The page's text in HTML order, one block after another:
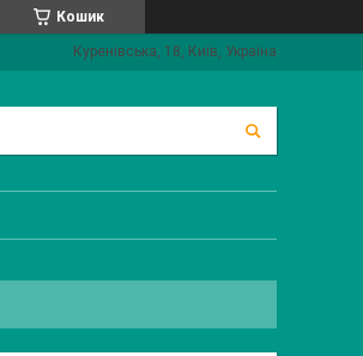
Кошик
Куренівська, 18, Київ, Україна